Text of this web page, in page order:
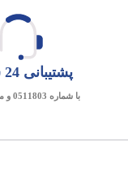
پشتیبانی 24 ساعته
با شماره 0511803 و مکالمه برخط